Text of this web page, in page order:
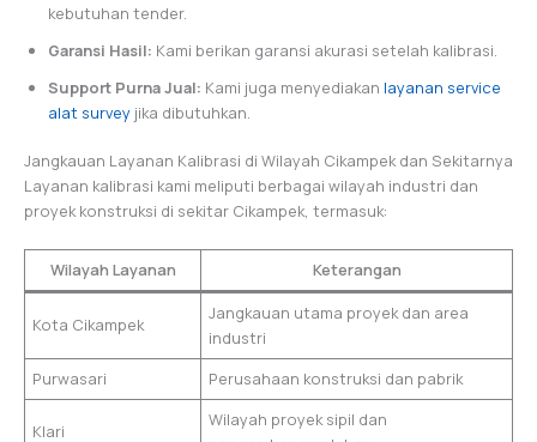
kebutuhan tender.
Garansi Hasil: Kami berikan garansi akurasi setelah kalibrasi.
Support Purna Jual: Kami juga menyediakan layanan service
alat survey jika dibutuhkan.
Jangkauan Layanan Kalibrasi di Wilayah Cikampek dan Sekitarnya
Layanan kalibrasi kami meliputi berbagai wilayah industri dan
proyek konstruksi di sekitar Cikampek, termasuk:
Wilayah Layanan Keterangan
Kota Cikampek
Jangkauan utama proyek dan area
industri
Purwasari
Perusahaan konstruksi dan pabrik
Klari
Wilayah proyek sipil dan